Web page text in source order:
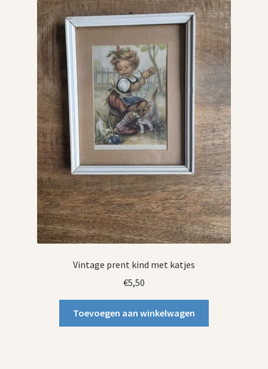
Vintage boeken en strips
Kerst
Vintage prent kind met katjes
€5,50
Toevoegen aan winkelwagen